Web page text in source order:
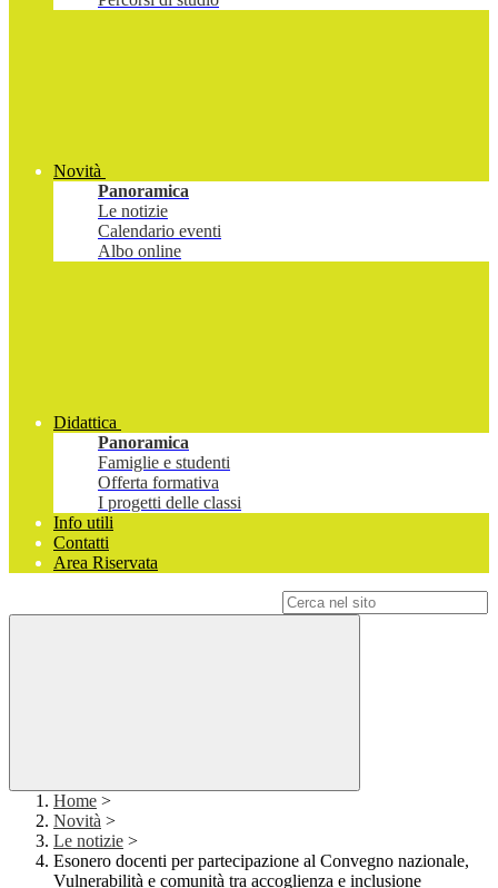
Novità
Panoramica
Le notizie
Calendario eventi
Albo online
Didattica
Panoramica
Famiglie e studenti
Offerta formativa
I progetti delle classi
Info utili
Contatti
Area Riservata
Home >
Novità >
Le notizie >
Esonero docenti per partecipazione al Convegno nazionale,
Vulnerabilità e comunità tra accoglienza e inclusione